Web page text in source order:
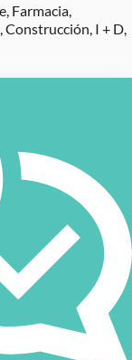
Farmacia
Construcción I + D